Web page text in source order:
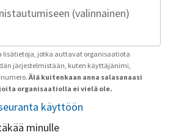
(valinnainen)
lisätietoja, jotka auttavat organisaatiota
järjestelmistään, kuten käyttäjänimi,
Älä kuitenkaan anna salasanaasi
organisaatiolla ei vielä ole.
käyttöön
minulle